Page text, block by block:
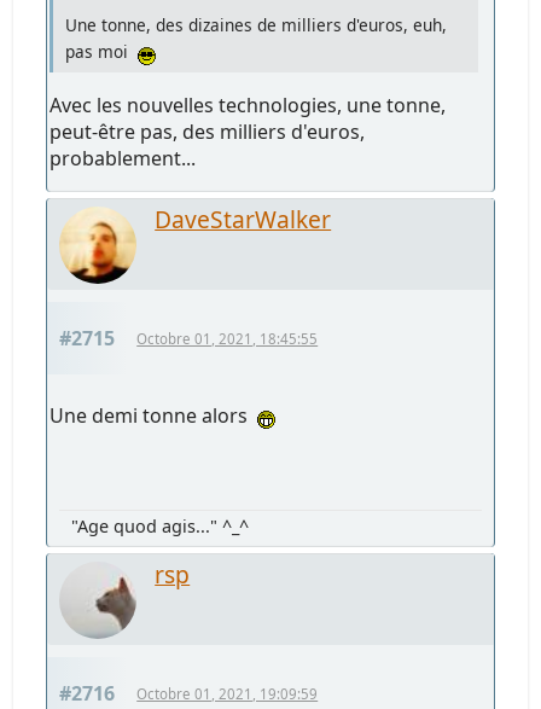
Une tonne, des dizaines de milliers d'euros, euh,
pas moi
Avec les nouvelles technologies, une tonne,
peut-être pas, des milliers d'euros,
probablement...
DaveStarWalker
#2715 Octobre 01, 2021, 18:45:55
Une demi tonne alors
"Age quod agis..." ^_^
rsp
#2716 Octobre 01, 2021, 19:09:59